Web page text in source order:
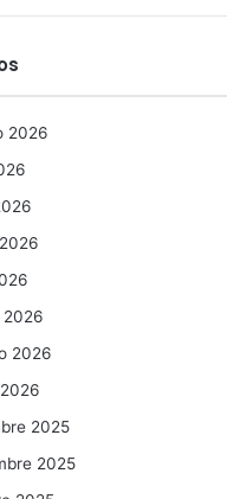
2026
2026
2026
2025
2025